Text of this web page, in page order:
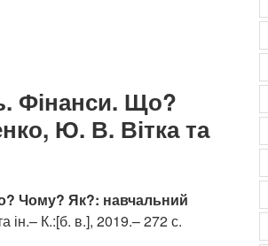
Фінанси. Що?
Ю. В. Вітка та
Чому? Як?: навчальний
ін.– К.:[б. в.], 2019.– 272 с.